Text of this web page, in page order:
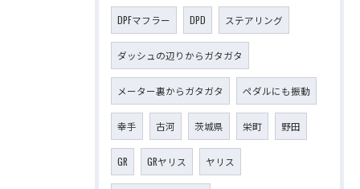
DPFマフラー DPD ステアリング
ダッシュの辺りからガタガタ
メーター裏からガタガタ ペダルにも振動
幸手 古河 茨城県 栄町 野田
GR GRヤリス ヤリス